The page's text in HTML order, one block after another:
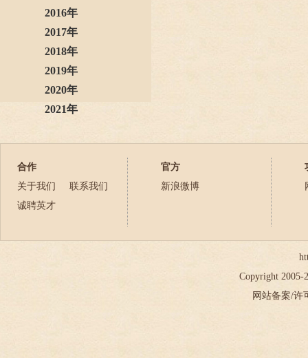
2016年
2017年
2018年
2019年
2020年
2021年
2023年
2025年
2026年
合作
关于我们
联系我们
诚聘英才
官方
新浪微博
Copyright 2005-
网站备案/许